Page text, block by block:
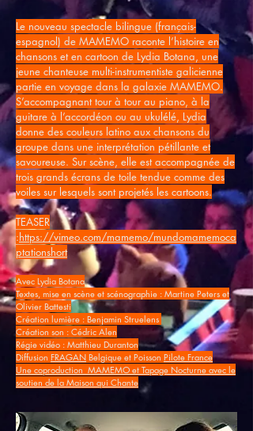
Le nouveau spectacle bilingue (français-
espagnol) de MAMEMO raconte l’histoire en
chansons et en cartoon de Lydia Botana, une
jeune chanteuse multi-instrumentiste galicienne
partie en voyage dans la galaxie MAMEMO.
S’accompagnant tour à tour au piano, à la
guitare à l’accordéon ou au ukulélé, Lydia
donne des couleurs latino aux chansons du
groupe dans une interprétation pétillante et
savoureuse. Sur scène, elle est accompagnée de
trois grands écrans de toile tendue comme des
voiles sur lesquels sont projetés les cartoons.
TEASER
:https://vimeo.com/mamemo/mundomamemoca
ptationshort
Avec Lydia Botana
Textes, mise en scène et scénographie : Martine Peters et
Olivier Battesti
Création lumière : Benjamin Struelens
Création son : Cédric Alen
Régie vidéo : Matthieu Duranton
Diffusion FRAGAN Belgique et Poisson Pilote France
Une coproduction MAMEMO et Tapage Nocturne avec le
soutien de la Maison qui Chante